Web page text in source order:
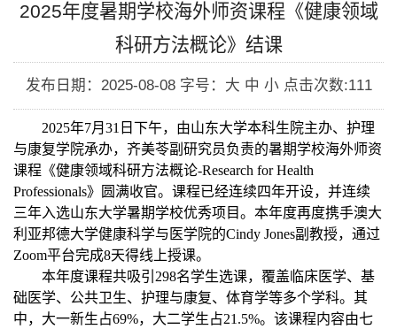
2025年度暑期学校海外师资课程《健康领域
科研方法概论》结课
发布日期：2025-08-08 字号：大 中 小 点击次数:111
2025年7月 31 日下午，由山东大学本科生院主办、护理
与康复学院承办，齐美苓副研究员负责的暑期学校海外师资
课程《健康领域科研方法概论-Research for Health
Professionals》圆满收官。课程已经连续四年开设，并连续
三年入选山东大学暑期学校优秀项目。本年度再度携手澳大
利亚邦德大学健康科学与医学院的Cindy Jones副教授，通过
Zoom平台完成8天得线上授课。
本年度课程共吸引 298名学生选课，覆盖临床医学、基
础医学、公共卫生、护理与康复、体育学等多个学科。其
中，大一新生占69%，大二学生占21.5%。该课程内容由七